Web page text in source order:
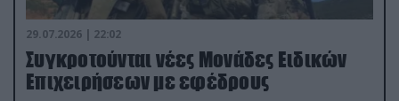
29.07.2026 | 22:02
Συγκροτούνται νέες Μονάδες Ειδικών
Επιχειρήσεων με εφέδρους